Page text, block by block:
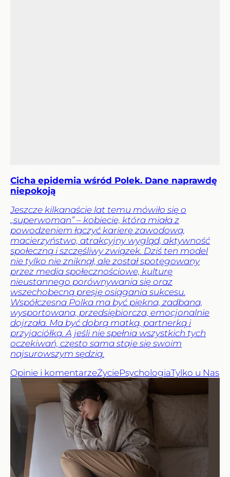
Cicha epidemia wśród Polek. Dane naprawdę
niepokoją
Jeszcze kilkanaście lat temu mówiło się o
„superwoman” – kobiecie, która miała z
powodzeniem łączyć karierę zawodową,
macierzyństwo, atrakcyjny wygląd, aktywność
społeczną i szczęśliwy związek. Dziś ten model
nie tylko nie zniknął, ale został spotęgowany
przez media społecznościowe, kulturę
nieustannego porównywania się oraz
wszechobecną presję osiągania sukcesu.
Współczesna Polka ma być piękna, zadbana,
wysportowana, przedsiębiorcza, emocjonalnie
dojrzała. Ma być dobrą matką, partnerką i
przyjaciółką. A jeśli nie spełnia wszystkich tych
oczekiwań, często sama staje się swoim
najsurowszym sędzią.
Opinie i komentarzeŻyciePsychologiaTylko u Nas